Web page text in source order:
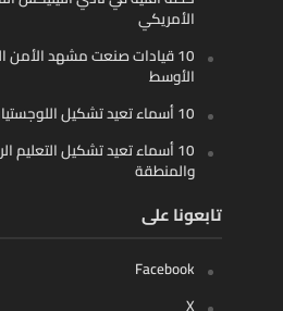
الأمريكي
10 قيادات صنعت مشهد الأمن
الأوسط
10 أسماء تعيد تشكيل اللوجستيات الذكية في الخليج
10 أسماء تعيد تشكيل التعليم
والمنطقة
تابعونا على
Facebook